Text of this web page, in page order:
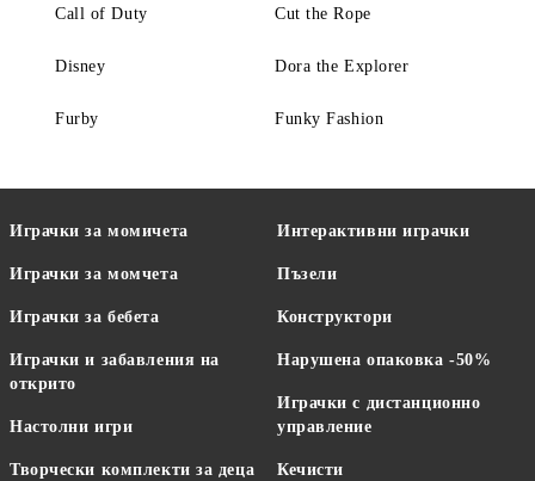
Call of Duty Cut the Rope
Disney Dora the Explorer
Furby Funky Fashion
Играчки за момичета
Играчки за момчета
Играчки за бебета
Играчки и забавления на
открито
Настолни игри
Творчески комплекти за деца
Интерактивни играчки
Пъзели
Конструктори
Нарушена опаковка -50%
Играчки с дистанционно
управление
Кечисти